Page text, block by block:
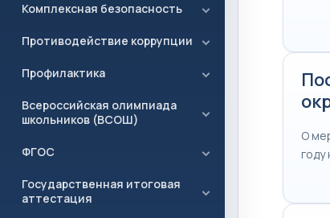
Комплексная безопасность
Противодействие коррупции
Профилактика
Всероссийская олимпиада
школьников (ВСОШ)
ФГОС
Государственная итоговая
аттестация
О